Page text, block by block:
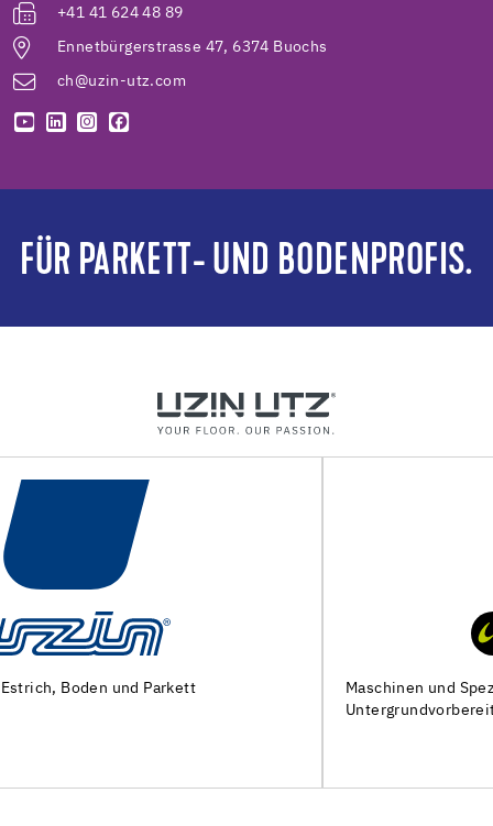
+41 41 624 48 89
Ennetbürgerstrasse 47, 6374 Buochs
ch@uzin-utz.com
FÜR PARKETT- UND BODENPROFIS.
Maschinen und Spezialwerkzeuge zur
Untergrundvorbereitung und Verlegung von Bodenbelägen